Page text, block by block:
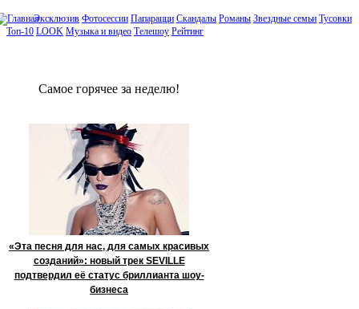
Эксклюзив Фотосессии Папарацци Скандалы Романы Звездные семьи Тусовки
Топ-10 LOOK Музыка и видео Телешоу Рейтинг
Сaмое гoрячее за неделю!
«Эта песня для нас, для самых красивых
созданий»: новый трек SEVILLE
подтвердил её статус бриллианта шоу-
бизнеса